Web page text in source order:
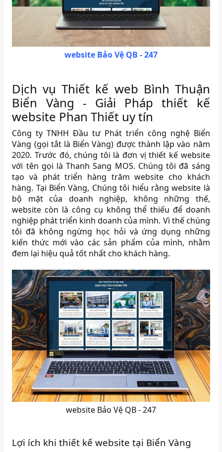
website Bảo Vệ QB - 247
Dịch vụ Thiết kế web Bình Thuận
Biển Vàng - Giải Pháp thiết kế
website Phan Thiết uy tín
Công ty TNHH Đầu tư Phát triển công nghệ Biển
Vàng (gọi tắt là Biển Vàng) được thành lập vào năm
2020. Trước đó, chúng tôi là đơn vị thiết kế website
với tên gọi là Thanh Sang MOS. Chúng tôi đã sáng
tạo và phát triển hàng trăm website cho khách
hàng. Tại Biển Vàng, Chúng tôi hiểu rằng website là
bộ mặt của doanh nghiệp, không những thế,
website còn là công cụ không thể thiếu để doanh
nghiệp phát triển kinh doanh của mình. Vì thế chúng
tôi đã không ngừng học hỏi và ứng dụng những
kiến thức mới vào các sản phẩm của mình, nhằm
đem lại hiệu quả tốt nhất cho khách hàng.
website Bảo Vệ QB - 247
Lợi ích khi thiết kế website tại Biển Vàng